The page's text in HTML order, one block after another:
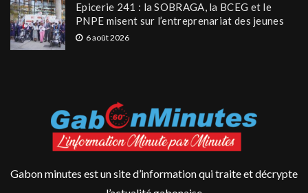
Epicerie 241 : la SOBRAGA, la BCEG et le
PNPE misent sur l’entreprenariat des jeunes
6 août 2026
Gabon minutes est un site d’information qui traite et décrypte